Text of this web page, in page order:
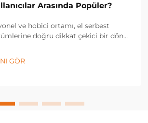
Arasında Popüler?
ve hobici ortamı, el serbest
doğru dikkat çekici bir dönüş
vazgeçilmez bir araç haline
aydınlatma...
GÖR